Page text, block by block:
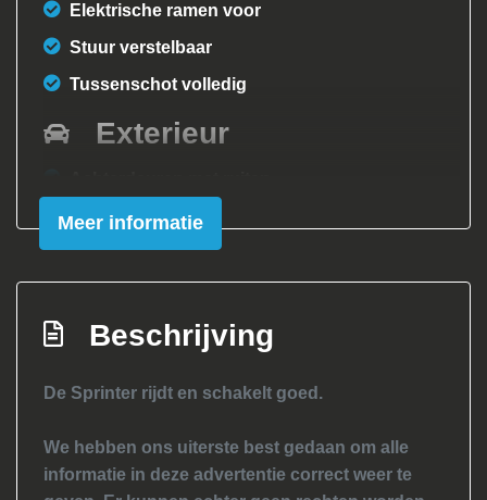
Elektrische ramen voor
Stuur verstelbaar
Tussenschot volledig
Exterieur
Centrale vergrendeling met
Zijschuifdeur rechts
Meer informatie
Beschrijving
De Sprinter rijdt en schakelt goed.
We hebben ons uiterste best gedaan om alle
informatie in deze advertentie correct weer te